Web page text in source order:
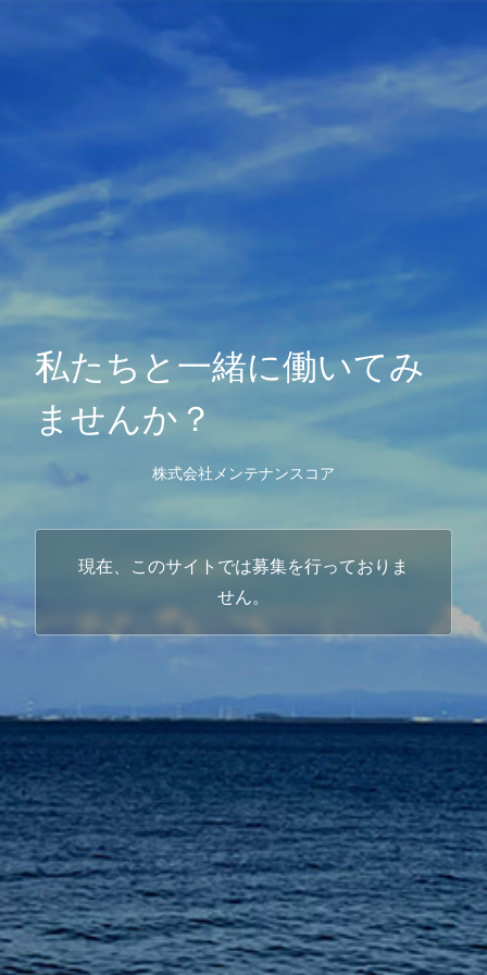
私たちと一緒に働いてみ
ませんか？
株式会社メンテナンスコア
現在、このサイトでは募集を行っておりま
せん。